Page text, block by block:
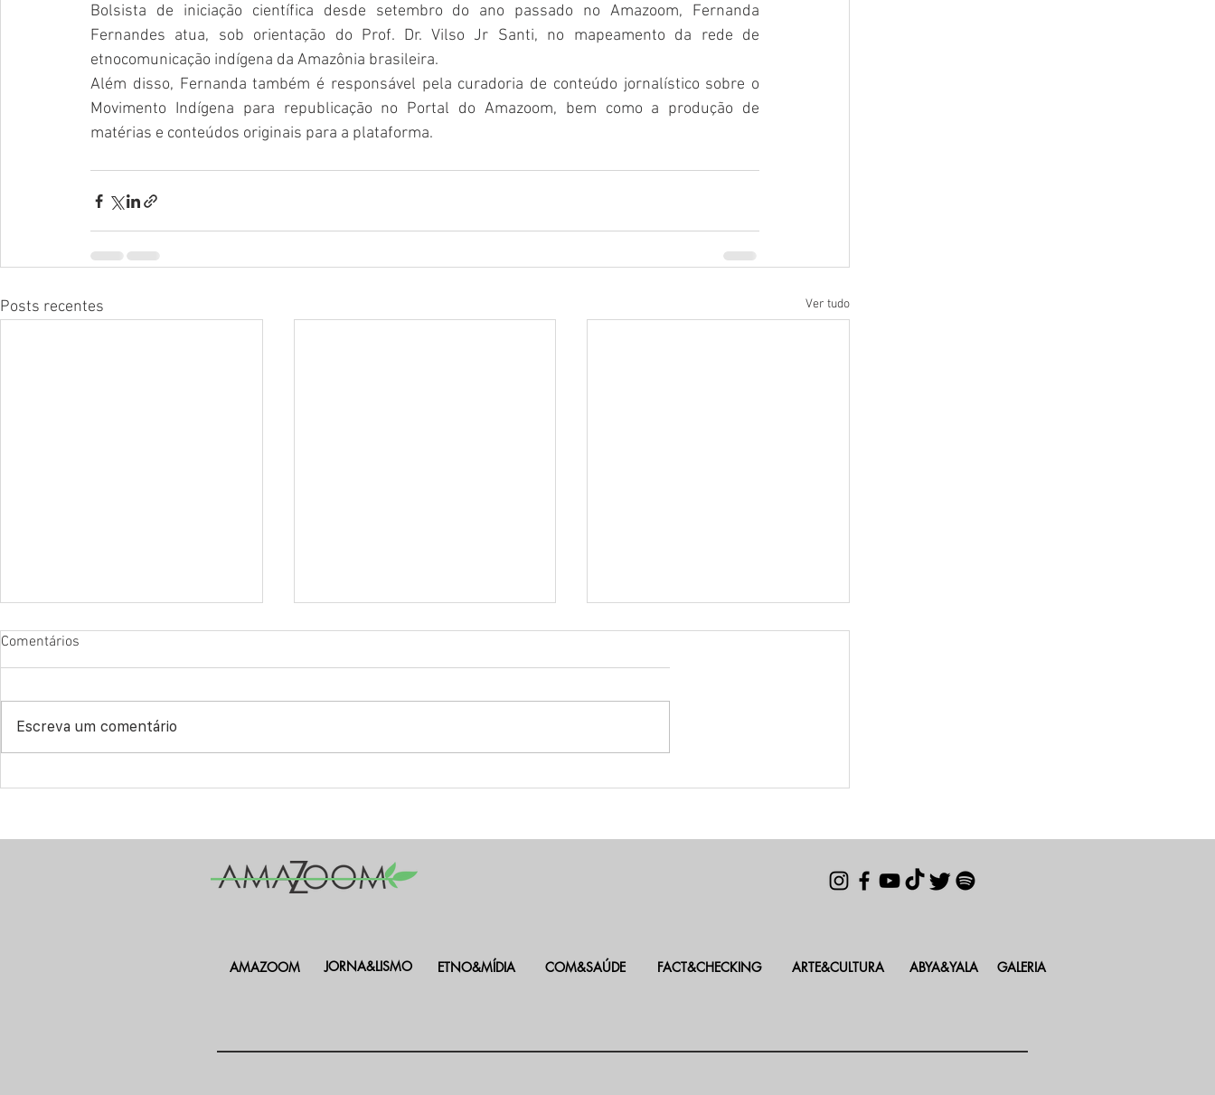
Bolsista de iniciação científica desde setembro do ano passado no Amazoom, Fernanda
Fernandes atua, sob orientação do Prof. Dr. Vilso Jr Santi, no mapeamento da rede de
etnocomunicação indígena da Amazônia brasileira.
Além disso, Fernanda também é responsável pela curadoria de conteúdo jornalístico sobre o
Movimento Indígena para republicação no Portal do Amazoom, bem como a produção de
matérias e conteúdos originais para a plataforma.
Posts recentes Ver tudo
na FEIC 2026
gritarem “Doutor!”
Comentários
Escreva um comentário
AMAZOOM JORNA&LISMO ETNO&MÍDIA COM&SAÚDE FACT&CHECKING ARTE&CULTURA ABYA&YALA GALERIA